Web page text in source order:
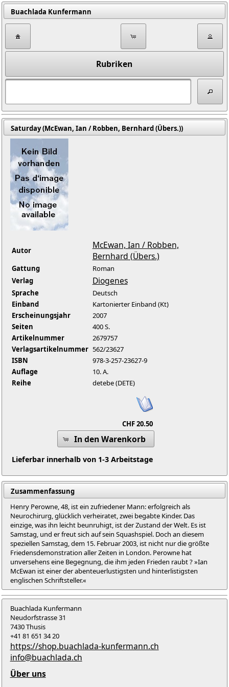
Buachlada Kunfermann
Rubriken
Saturday (McEwan, Ian / Robben, Bernhard (Übers.))
Autor
McEwan, Ian / Robben,
Bernhard (Übers.)
Gattung
Roman
Verlag
Diogenes
Sprache
Deutsch
Einband
Kartonierter Einband (Kt)
Erscheinungsjahr
2007
Seiten
400 S.
Artikelnummer
2679757
Verlagsartikelnummer 562/23627
ISBN
978-3-257-23627-9
Auflage
10. A.
Reihe
detebe (DETE)
CHF 20.50
In den Warenkorb
Lieferbar innerhalb von 1-3 Arbeitstage
Zusammenfassung
Henry Perowne, 48, ist ein zufriedener Mann: erfolgreich als
Neurochirurg, glücklich verheiratet, zwei begabte Kinder. Das
einzige, was ihn leicht beunruhigt, ist der Zustand der Welt. Es ist
Samstag, und er freut sich auf sein Squashspiel. Doch an diesem
speziellen Samstag, dem 15. Februar 2003, ist nicht nur die größte
Friedensdemonstration aller Zeiten in London. Perowne hat
unversehens eine Begegnung, die ihm jeden Frieden raubt ? »Ian
McEwan ist einer der abenteuerlustigsten und hinterlistigsten
englischen Schriftsteller.«
Buachlada Kunfermann
Neudorfstrasse 31
7430 Thusis
+41 81 651 34 20
https://shop.buachlada-kunfermann.ch
info@buachlada.ch
Über uns